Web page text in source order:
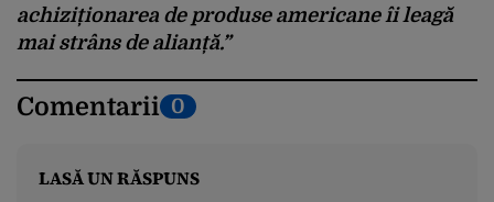
achiziționarea de produse americane îi leagă
mai strâns de alianță.”
Comentarii 0
LASĂ UN RĂSPUNS